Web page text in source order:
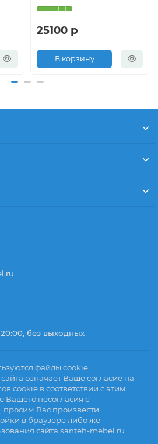
25100 р
В корзину
без выходных
файлы cookie.
означает Ваше согласие на
cookie в соответствии с этим
Вашего несогласия с
просим Вас произвести
в браузере либо же
сайта santeh-mebel.ru.